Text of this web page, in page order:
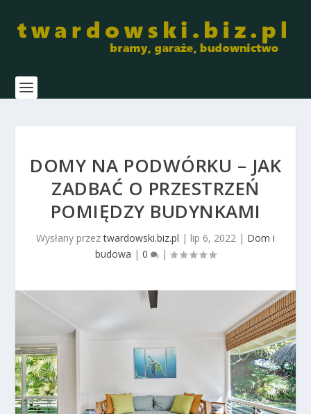
DOMY NA PODWÓRKU – JAK
ZADBAĆ O PRZESTRZEŃ
POMIĘDZY BUDYNKAMI
Wysłany przeztwardowski.biz.pl | lip 6, 2022 | Dom i
budowa | 0 |